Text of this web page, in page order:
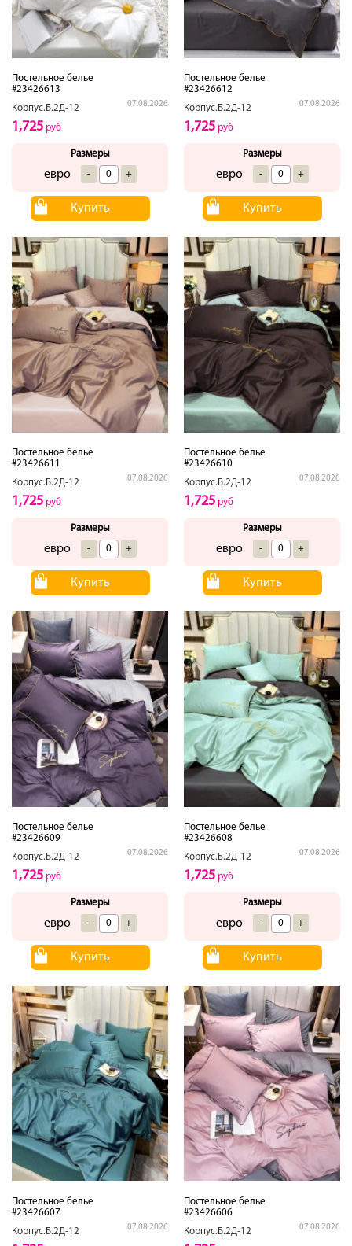
Постельное белье
#23426613
Корпус.Б.2Д-12
07.08.2026
1,725 руб
Размеры
евро - +
Купить
Постельное белье
#23426612
Корпус.Б.2Д-12
07.08.2026
1,725 руб
Размеры
евро - +
Купить
Постельное белье
#23426611
Корпус.Б.2Д-12
07.08.2026
1,725 руб
Размеры
евро - +
Купить
Постельное белье
#23426610
Корпус.Б.2Д-12
07.08.2026
1,725 руб
Размеры
евро - +
Купить
Постельное белье
#23426609
Корпус.Б.2Д-12
07.08.2026
1,725 руб
Размеры
евро - +
Купить
Постельное белье
#23426608
Корпус.Б.2Д-12
07.08.2026
1,725 руб
Размеры
евро - +
Купить
Постельное белье
#23426607
Корпус.Б.2Д-12
07.08.2026
Постельное белье
#23426606
Корпус.Б.2Д-12
07.08.2026